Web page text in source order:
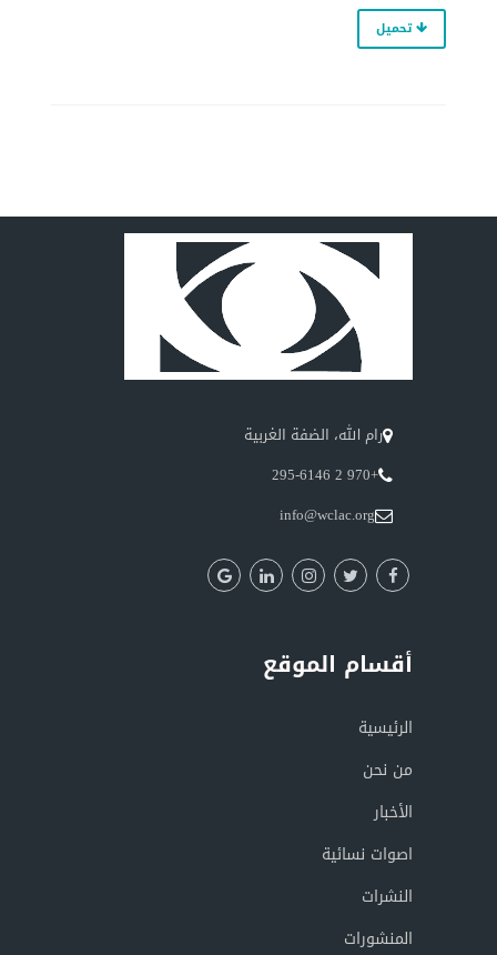
تحميل
رام الله، الضفة الغربية
+970 2 295-6146
info@wclac.org
أقسام الموقع
الرئيسية
من نحن
الأخبار
اصوات نسائية
النشرات
المنشورات